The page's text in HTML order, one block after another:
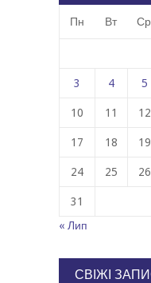
Пн Вт Ср
3 4 5
10 11 12
17 18 19
24 25 26
31
« Лип
СВІЖІ